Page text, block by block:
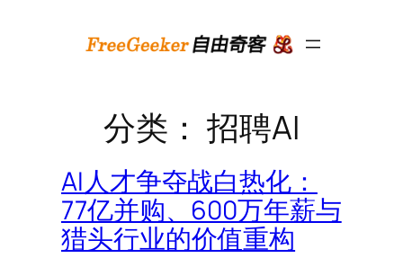
分类： 招聘AI
AI人才争夺战白热化：
77亿并购、600万年薪与
猎头行业的价值重构